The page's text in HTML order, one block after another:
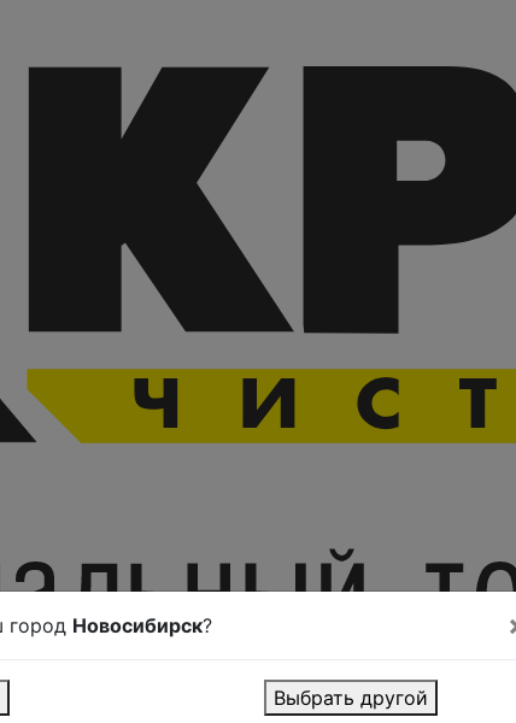
город Новосибирск?
Выбрать другой